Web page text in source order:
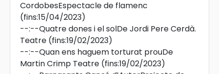
CordobesEspectacle de flamenc
(fins:15/04/2023)
--:--Quatre dones i el solDe Jordi Pere Cerdà.
Teatre (fins:19/02/2023)
--:--Quan ens haguem torturat prouDe
Martin Crimp Teatre (fins:19/02/2023)